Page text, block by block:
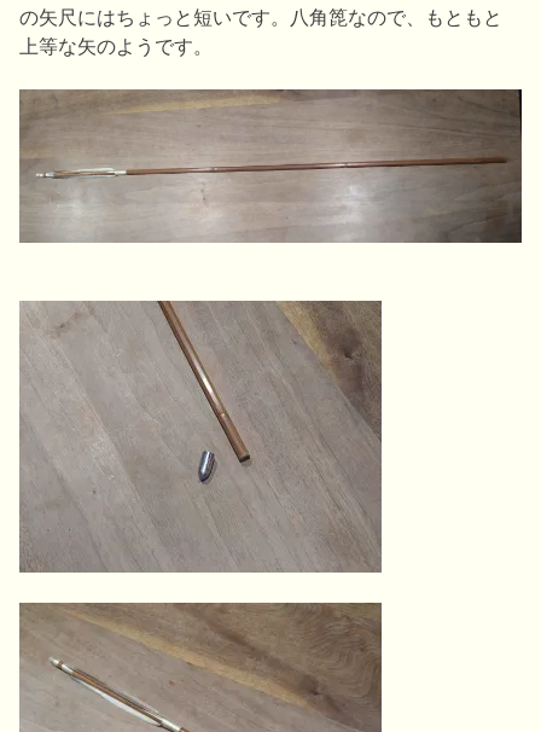
の矢尺にはちょっと短いです。八角箆なので、もともと
上等な矢のようです。